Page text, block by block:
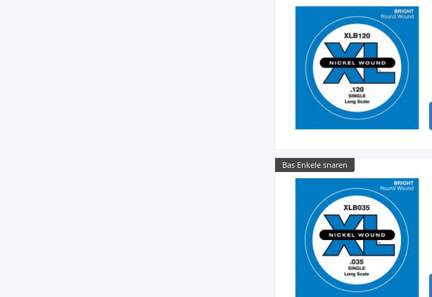
Bas Enkele snaren